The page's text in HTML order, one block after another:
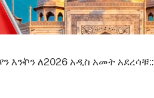
እንኯን ለ2026 አዲስ አመት አደረሳቹ::